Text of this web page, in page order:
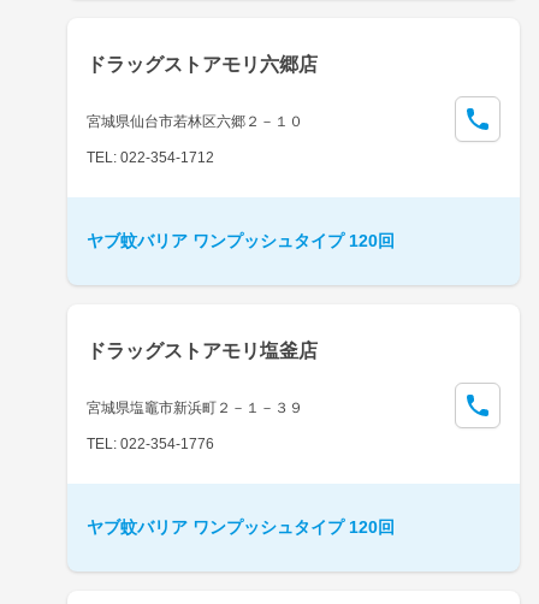
ドラッグストアモリ六郷店
宮城県仙台市若林区六郷２－１０
TEL: 022-354-1712
ヤブ蚊バリア ワンプッシュタイプ 120回
ドラッグストアモリ塩釜店
宮城県塩竈市新浜町２－１－３９
TEL: 022-354-1776
ヤブ蚊バリア ワンプッシュタイプ 120回